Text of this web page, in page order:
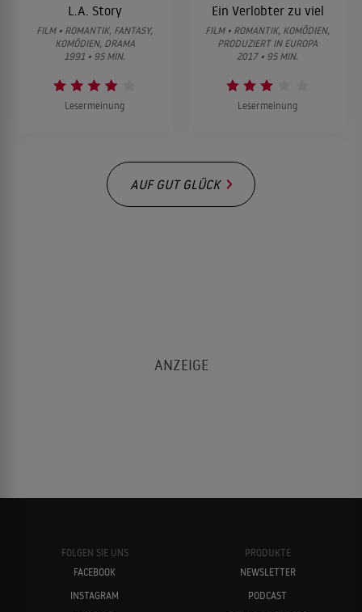
L.A. Story
FILM • ROMANTIK, FANTASY,
KOMÖDIEN, DRAMA
1991 • 95 MIN.
Lesermeinung
Ein Verlobter zu viel
FILM • ROMANTIK, KOMÖDIEN,
PRODUZIERT IN EUROPA
2017 • 95 MIN.
Lesermeinung
AUF GUT GLÜCK
FOLGEN SIE UNS
FACEBOOK
INSTAGRAM
PRODUKTE
NEWSLETTER
PODCAST